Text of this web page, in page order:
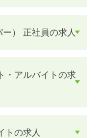
） 正社員の求人
・アルバイトの求
トの求人